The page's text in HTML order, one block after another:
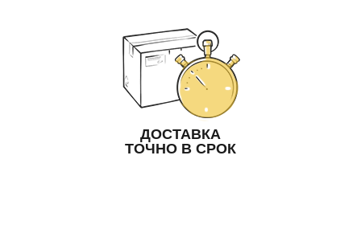
ДОСТАВКА
ТОЧНО В СРОК